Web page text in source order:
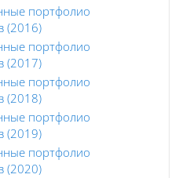
портфолио
(2016)
портфолио
(2017)
портфолио
(2018)
портфолио
(2019)
портфолио
(2020)